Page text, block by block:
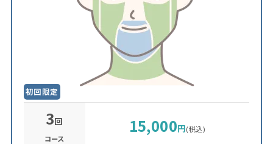
初回限定
3回
コース
15,000円(税込)